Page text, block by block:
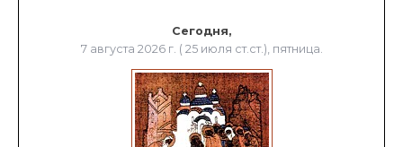
Сегодня,
7 августа 2026 г. ( 25 июля ст.ст.), пятница.